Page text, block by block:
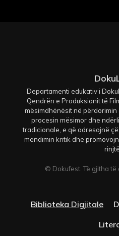
Departamenti edukativ i
Qendrën e Produksionit të
mësimdhënësit në
procesin mësimor dhe
tradicionale, e që adresojnë
mendimin kritik dhe
rinjtë.
© Dokufest. Të gjitha të
Biblioteka Digjitale